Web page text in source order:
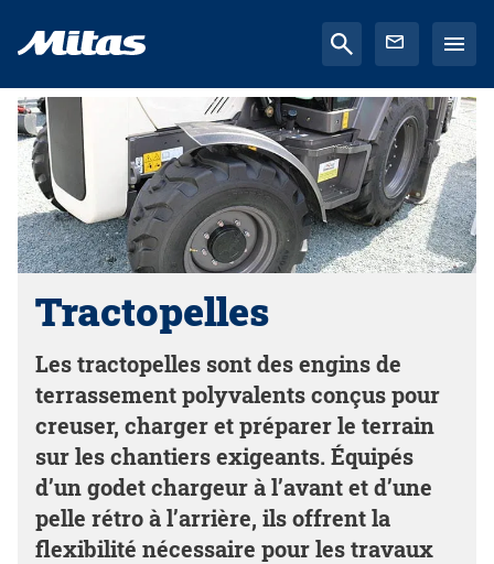
Tractopelles
Les tractopelles sont des engins de
terrassement polyvalents conçus pour
creuser, charger et préparer le terrain
sur les chantiers exigeants. Équipés
d’un godet chargeur à l’avant et d’une
pelle rétro à l’arrière, ils offrent la
flexibilité nécessaire pour les travaux